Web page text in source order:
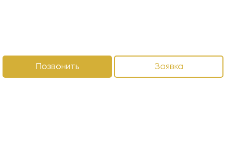
Позвонить Заявка